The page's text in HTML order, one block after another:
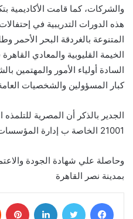
والشركات، كما قامت الأكاديمية
هذه الدورات التدريبية في
المتنوعة بالغردقة البحر الأحمر
الخيمة القليوبية والمعادي
السادة أولياء الأمور
كبار المسؤولين والشخصيات
الجدير بالذكر أن المصرية للتلمذه
21001 الخاصة ب إدارة المؤسسات التعليمية
وحاصلة علي شهادة الجودة
بمدينة نصر القاهرة
فيسبوك تويتر لينكدإن